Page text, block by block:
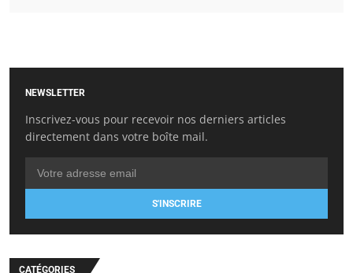
NEWSLETTER
Inscrivez-vous pour recevoir nos derniers articles
directement dans votre boîte mail.
S'INSCRIRE
CATÉGORIES